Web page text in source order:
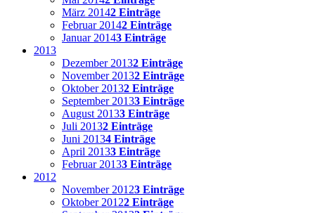
März 20142 Einträge
Februar 20142 Einträge
Januar 20143 Einträge
2013
Dezember 20132 Einträge
November 20132 Einträge
Oktober 20132 Einträge
September 20133 Einträge
August 20133 Einträge
Juli 20132 Einträge
Juni 20134 Einträge
April 20133 Einträge
Februar 20133 Einträge
2012
November 20123 Einträge
Oktober 20122 Einträge